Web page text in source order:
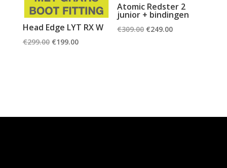
Head Edge LYT RX W
€299.00 Oorspronkelijke
€199.00Huidige
Atomic Redster 2
junior + bindingen
€309.00 Oorspronkelijke
€249.00Huidige